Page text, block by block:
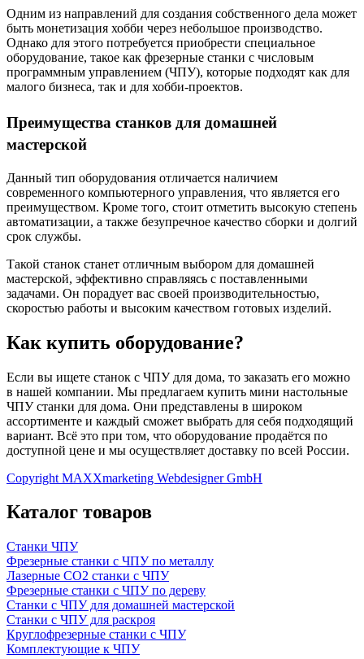
Одним из направлений для создания собственного дела может
быть монетизация хобби через небольшое производство.
Однако для этого потребуется приобрести специальное
оборудование, такое как фрезерные станки с числовым
программным управлением (ЧПУ), которые подходят как для
малого бизнеса, так и для хобби-проектов.
Преимущества станков для домашней
мастерской
Данный тип оборудования отличается наличием
современного компьютерного управления, что является его
преимуществом. Кроме того, стоит отметить высокую степень
автоматизации, а также безупречное качество сборки и долгий
срок службы.
Такой станок станет отличным выбором для домашней
мастерской, эффективно справляясь с поставленными
задачами. Он порадует вас своей производительностью,
скоростью работы и высоким качеством готовых изделий.
Как купить оборудование?
Если вы ищете станок с ЧПУ для дома, то заказать его можно
в нашей компании. Мы предлагаем купить мини настольные
ЧПУ станки для дома. Они представлены в широком
ассортименте и каждый сможет выбрать для себя подходящий
вариант. Всё это при том, что оборудование продаётся по
доступной цене и мы осуществляет доставку по всей России.
Copyright MAXXmarketing Webdesigner GmbH
Каталог товаров
Станки ЧПУ
Фрезерные станки с ЧПУ по металлу
Лазерные CO2 станки с ЧПУ
Фрезерные станки с ЧПУ по дереву
Станки с ЧПУ для домашней мастерской
Станки с ЧПУ для раскроя
Круглофрезерные станки с ЧПУ
Комплектующие к ЧПУ